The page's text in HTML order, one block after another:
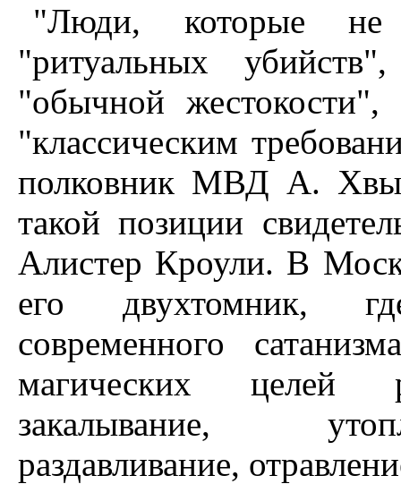
"Люди, которые не
"ритуальных
"обычной жестокости",
"классическим
полковник МВД А.
такой позиции
Алистер Кроули. В
его двухтомник,
современного
магических целей
закалывание,
раздавливание,